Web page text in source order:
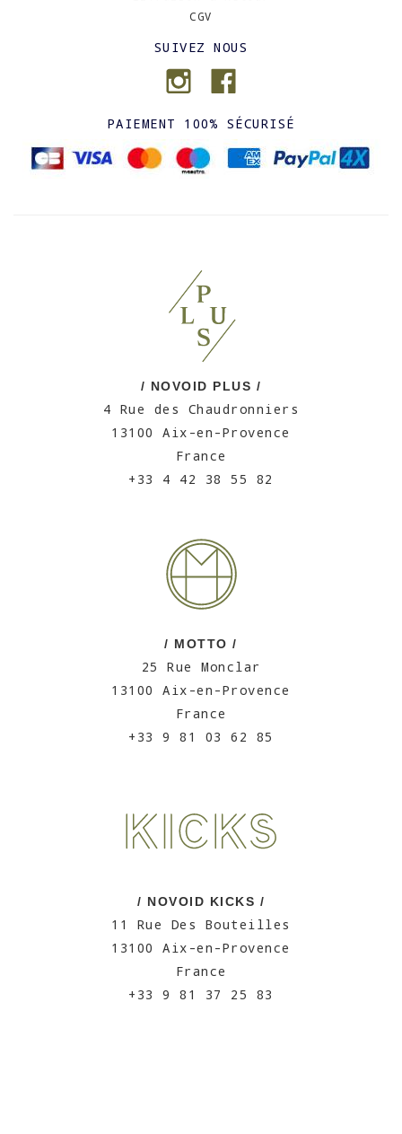
CGV
SUIVEZ NOUS
PAIEMENT 100% SÉCURISÉ
/ NOVOID PLUS /
4 Rue des Chaudronniers
13100 Aix-en-Provence
France
+33 4 42 38 55 82
/ MOTTO /
25 Rue Monclar
13100 Aix-en-Provence
France
+33 9 81 03 62 85
/ NOVOID KICKS /
11 Rue Des Bouteilles
13100 Aix-en-Provence
France
+33 9 81 37 25 83